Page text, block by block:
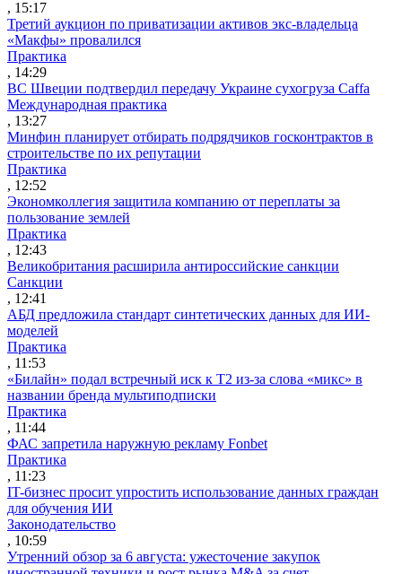
, 15:17
Третий аукцион по приватизации активов экс-владельца
«Макфы» провалился
Практика
, 14:29
ВС Швеции подтвердил передачу Украине сухогруза Caffa
Международная практика
, 13:27
Минфин планирует отбирать подрядчиков госконтрактов в
строительстве по их репутации
Практика
, 12:52
Экономколлегия защитила компанию от переплаты за
пользование землей
Практика
, 12:43
Великобритания расширила антироссийские санкции
Санкции
, 12:41
АБД предложила стандарт синтетических данных для ИИ-
моделей
Практика
, 11:53
«Билайн» подал встречный иск к Т2 из-за слова «микс» в
названии бренда мультиподписки
Практика
, 11:44
ФАС запретила наружную рекламу Fonbet
Практика
, 11:23
IT-бизнес просит упростить использование данных граждан
для обучения ИИ
Законодательство
, 10:59
Утренний обзор за 6 августа: ужесточение закупок